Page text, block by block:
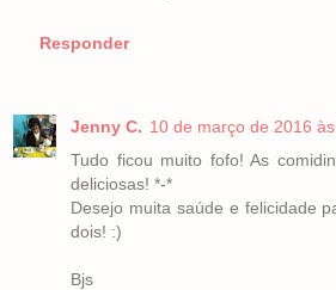
Responder
Jenny C. 10 de março de 2016
Tudo ficou muito fofo! As
deliciosas! *-*
Desejo muita saúde e felicidade
dois! :)
Bjs